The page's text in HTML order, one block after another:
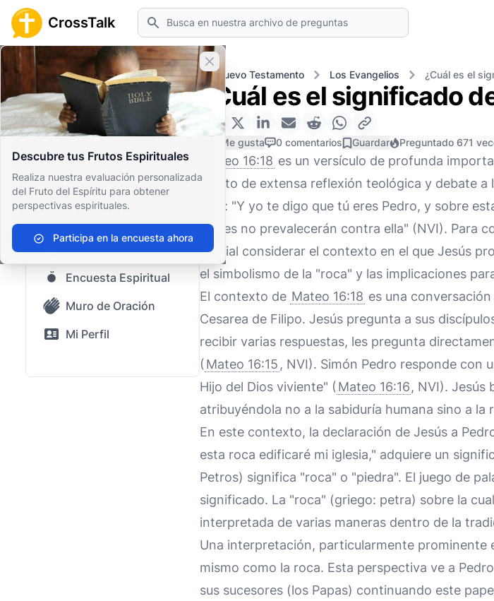
CrossTalk Buscar
Cerrar banner
Descubre tus Frutos Espirituales
Realiza nuestra evaluación personalizada
del Fruto del Espíritu para obtener
perspectivas espirituales.
Participa en la encuesta ahora
Inicio Archivo de Preguntas Nuevo Testamento Los Evangelios ¿Cuál es el
Inicio
Archivo de Preguntas
Nuestro blog
Contenido guardado
Preguntas Populares
Biblia Sagrada
Encuesta Espiritual
Muro de Oración
Mi Perfil
¿Cuál es el significado
0 Me gusta 0 comentarios Guardar Preguntado 671
Mateo 16:18 es un versículo de profunda
objeto de extensa reflexión teológica y debate a
dice: "Y yo te digo que tú eres Pedro, y sobre
Hades no prevalecerán contra ella" (NVI). Para
crucial considerar el contexto en el que Jesús
el simbolismo de la "roca" y las implicaciones
El contexto de Mateo 16:18 es una
Cesarea de Filipo. Jesús pregunta a sus
recibir varias respuestas, les pregunta
( Mateo 16:15 , NVI). Simón Pedro responde con
Hijo del Dios viviente" ( Mateo 16:16, NVI). Jesús
atribuyéndola no a la sabiduría humana sino a la
En este contexto, la declaración de Jesús a
esta roca edificaré mi iglesia," adquiere un
Petros) significa "roca" o "piedra". El juego de
significado. La "roca" (griego: petra) sobre la
interpretada de varias maneras dentro de la
Una interpretación, particularmente prominente
mismo como la roca. Esta perspectiva ve a
sus sucesores (los Papas) continuando este